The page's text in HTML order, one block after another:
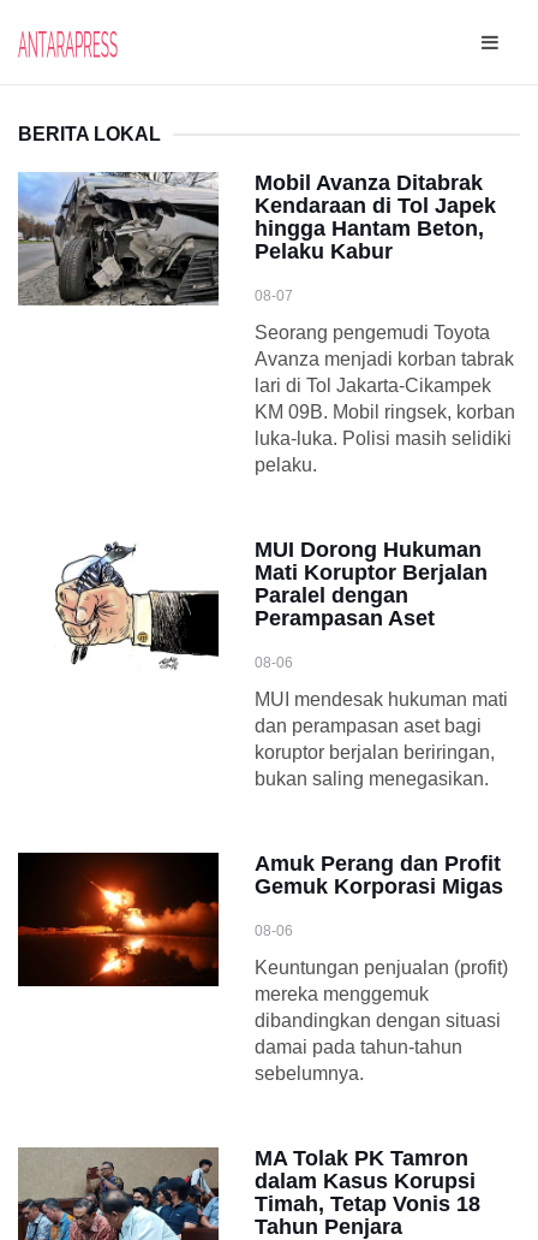
BERITA LOKAL
Mobil Avanza Ditabrak
Kendaraan di Tol Japek
hingga Hantam Beton,
Pelaku Kabur
08-07
Seorang pengemudi Toyota
Avanza menjadi korban tabrak
lari di Tol Jakarta-Cikampek
KM 09B. Mobil ringsek, korban
luka-luka. Polisi masih selidiki
pelaku.
MUI Dorong Hukuman
Mati Koruptor Berjalan
Paralel dengan
Perampasan Aset
08-06
MUI mendesak hukuman mati
dan perampasan aset bagi
koruptor berjalan beriringan,
bukan saling menegasikan.
Amuk Perang dan Profit
Gemuk Korporasi Migas
08-06
Keuntungan penjualan (profit)
mereka menggemuk
dibandingkan dengan situasi
damai pada tahun-tahun
sebelumnya.
MA Tolak PK Tamron
dalam Kasus Korupsi
Timah, Tetap Vonis 18
Tahun Penjara